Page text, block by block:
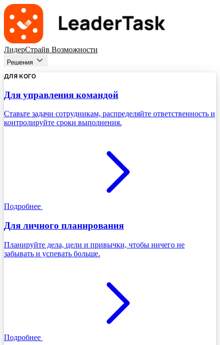
ЛидерСтрайв Возможности
Решения
ДЛЯ КОГО
Для управления командой
Ставьте задачи сотрудникам, распределяйте ответственность и
контролируйте сроки выполнения.
Подробнее
Для личного планирования
Планируйте дела, цели и привычки, чтобы ничего не
забывать и успевать больше.
Подробнее